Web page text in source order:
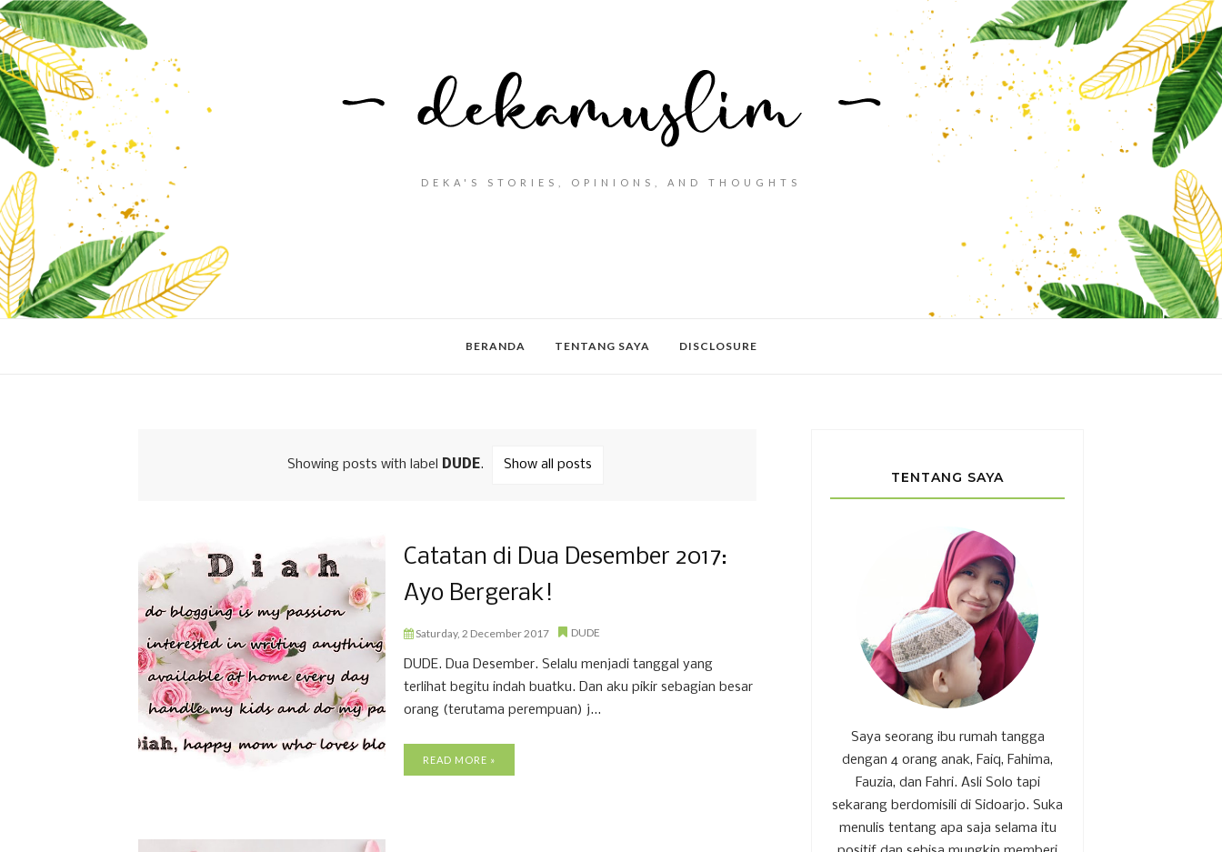
DEKA'S STORIES, OPINIONS, AND THOUGHTS
BERANDA TENTANG SAYA DISCLOSURE
Showing posts with label DUDE. Show all posts
Catatan di Dua Desember 2017:
Ayo Bergerak!
Saturday, 2 December 2017 DUDE
DUDE. Dua Desember. Selalu menjadi tanggal yang
terlihat begitu indah buatku. Dan aku pikir sebagian besar
orang (terutama perempuan) j...
READ MORE »
TENTANG SAYA
Saya seorang ibu rumah tangga
dengan 4 orang anak, Faiq, Fahima,
Fauzia, dan Fahri. Asli Solo tapi
sekarang berdomisili di Sidoarjo. Suka
menulis tentang apa saja selama itu